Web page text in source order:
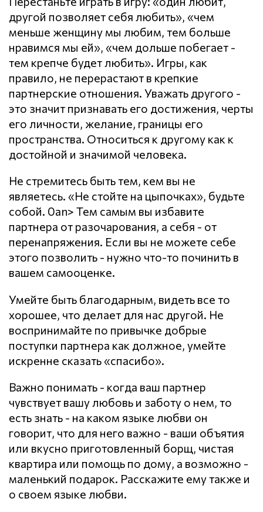
другой позволяет себя любить», «чем
меньше женщину мы любим, тем больше
нравимся мы ей», «чем дольше побегает -
тем крепче будет любить». Игры, как
правило, не перерастают в крепкие
партнерские отношения. Уважать другого -
это значит признавать его достижения, черты
его личности, желание, границы его
пространства. Относиться к другому как к
достойной и значимой человека.
Не стремитесь быть тем, кем вы не
являетесь. «Не стойте на цыпочках», будьте
собой. 0an> Тем самым вы избавите
партнера от разочарования, а себя - от
перенапряжения. Если вы не можете себе
этого позволить - нужно что-то починить в
вашем самооценке.
Умейте быть благодарным, видеть все то
хорошее, что делает для нас другой. Не
воспринимайте по привычке добрые
поступки партнера как должное, умейте
искренне сказать «спасибо».
Важно понимать - когда ваш партнер
чувствует вашу любовь и заботу о нем, то
есть знать - на каком языке любви он
говорит, что для него важно - ваши объятия
или вкусно приготовленный борщ, чистая
квартира или помощь по дому, а возможно -
маленький подарок. Расскажите ему также и
о своем языке любви.